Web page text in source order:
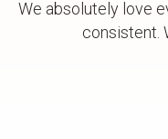
We absolutely love
consistent.